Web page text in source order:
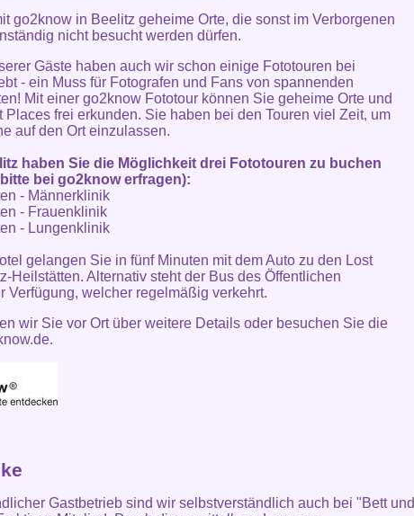
go2know in Beelitz geheime Orte, die sonst im Verborgenen
nicht besucht werden dürfen.
Gäste haben auch wir schon einige Fototouren bei
- ein Muss für Fotografen und Fans von spannenden
Mit einer go2know Fototour können Sie geheime Orte und
Places frei erkunden. Sie haben bei den Touren viel Zeit, um
auf den Ort einzulassen.
haben Sie die Möglichkeit drei Fototouren zu buchen
bei go2know erfragen):
- Männerklinik
- Frauenklinik
- Lungenklinik
gelangen Sie in fünf Minuten mit dem Auto zu den Lost
Heilstätten. Alternativ steht der Bus des Öffentlichen
Verfügung, welcher regelmäßig verkehrt.
wir Sie vor Ort über weitere Details oder besuchen Sie die
Gastbetrieb sind wir selbstverständlich auch bei "Bett und